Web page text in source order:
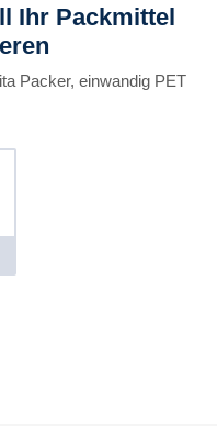
Ihr Packmittel
Packer, einwandig PET